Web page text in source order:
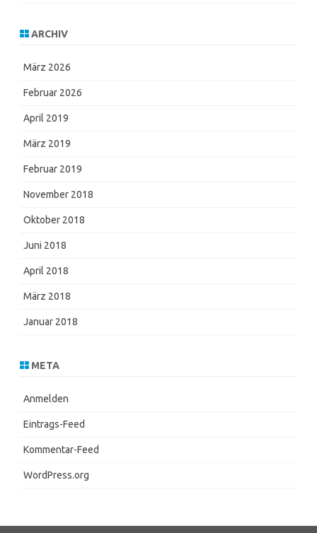
ARCHIV
März 2026
Februar 2026
April 2019
März 2019
Februar 2019
November 2018
Oktober 2018
Juni 2018
April 2018
März 2018
Januar 2018
META
Anmelden
Eintrags-Feed
Kommentar-Feed
WordPress.org